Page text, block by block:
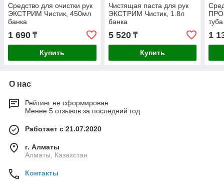
Средство для очистки рук
ЭКСТРИМ Чистик, 450мл
банка
1 690 ₸
Купить
Чистящая паста для рук
ЭКСТРИМ Чистик, 1.8л
банка
5 520₸
Купить
туба
1
О нас
Рейтинг не сформирован
Менее 5 отзывов за последний год
Работает с 21.07.2020
г. Алматы
Алматы, Казахстан
Контакты